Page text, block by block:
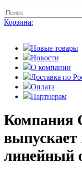
Корзина:
Новые товары
Новости
О компании
Доставка по
Оплата
Партнерам
Компания
линейный